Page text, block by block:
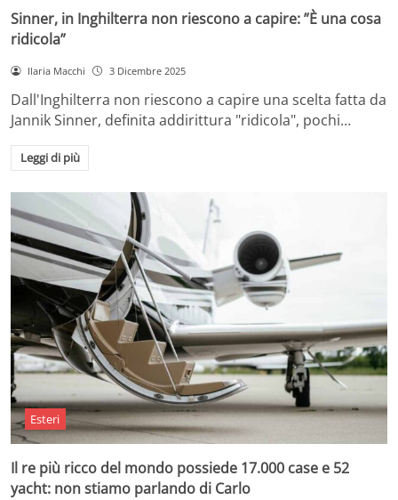
Sinner, in Inghilterra non riescono a capire: ”È una cosa
ridicola”
Ilaria Macchi 3 Dicembre 2025
Dall'Inghilterra non riescono a capire una scelta fatta da
Jannik Sinner, definita addirittura "ridicola", pochi…
Leggi di più
Esteri
Il re più ricco del mondo possiede 17.000 case e 52
yacht: non stiamo parlando di Carlo